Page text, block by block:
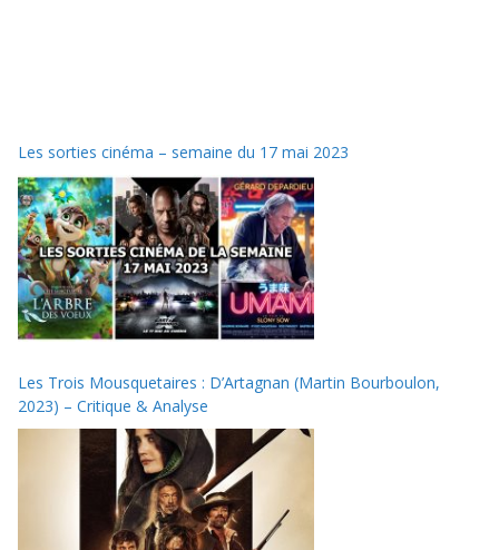
Les sorties cinéma – semaine du 17 mai 2023
Les Trois Mousquetaires : D’Artagnan (Martin Bourboulon,
2023) – Critique & Analyse